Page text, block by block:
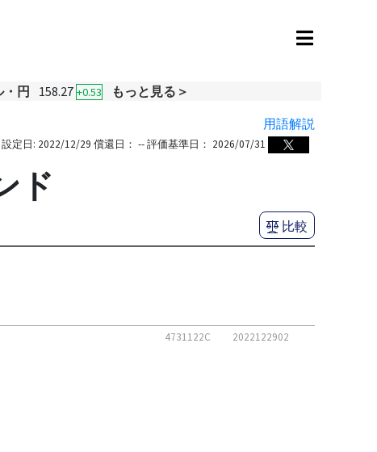
・円 158.27 +0.53
もっと見る＞
用語解説
設定日: 2022/12/29 償還日： -- 評価基準日： 2026/07/31
ド
比較
4731122C 2022122902